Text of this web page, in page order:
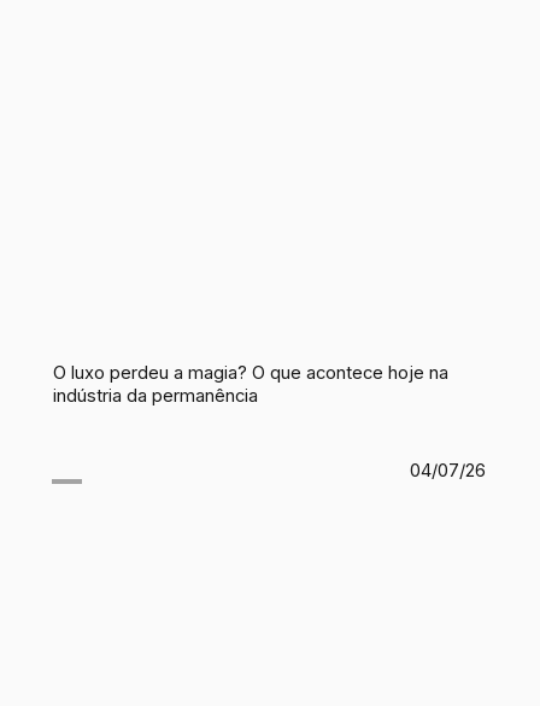
O luxo perdeu a magia? O que acontece hoje na
indústria da permanência
04/07/26